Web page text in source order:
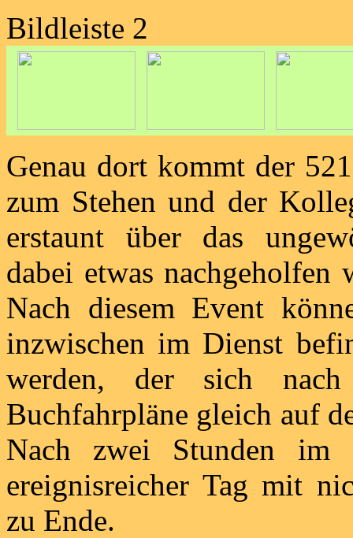
Bildleiste 2
Genau dort kommt der
zum Stehen und der
erstaunt über das
dabei etwas
Nach diesem Event
inzwischen im Dienst
werden, der sich nach
Buchfahrpläne gleich auf
Nach zwei Stunden
ereignisreicher Tag mit
zu Ende.